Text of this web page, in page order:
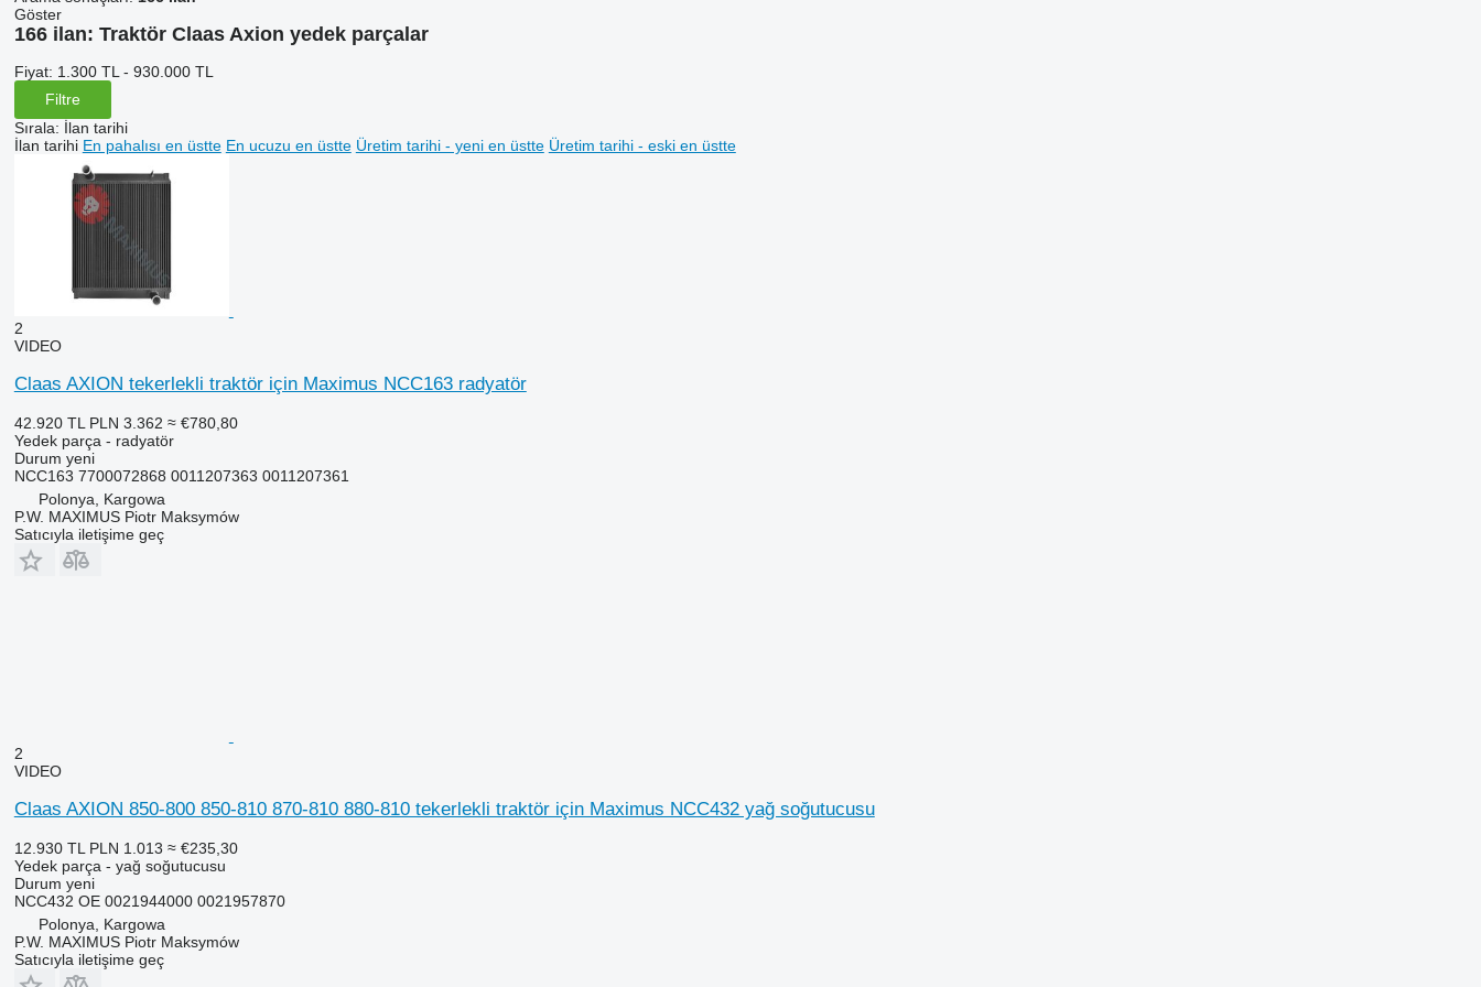
Göster
166 ilan: Traktör Claas Axion yedek parçalar
Fiyat: 1.300 TL - 930.000 TL
Filtre
Sırala: İlan tarihi
İlan tarihi En pahalısı en üstte En ucuzu en üstte Üretim tarihi - yeni en üstte Üretim tarihi - eski en üstte
2
VIDEO
Claas AXION tekerlekli traktör için Maximus NCC163 radyatör
42.920 TL PLN 3.362 ≈ €780,80
Yedek parça - radyatör
Durum yeni
NCC163 7700072868 0011207363 0011207361
Polonya, Kargowa
P.W. MAXIMUS Piotr Maksymów
Satıcıyla iletişime geç
2
VIDEO
Claas AXION 850-800 850-810 870-810 880-810 tekerlekli traktör için Maximus NCC432 yağ soğutucusu
12.930 TL PLN 1.013 ≈ €235,30
Yedek parça - yağ soğutucusu
Durum yeni
NCC432 OE 0021944000 0021957870
Polonya, Kargowa
P.W. MAXIMUS Piotr Maksymów
Satıcıyla iletişime geç